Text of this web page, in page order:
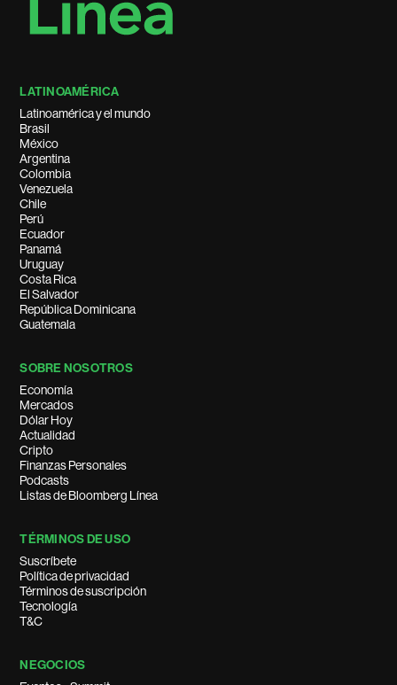
LATINOAMÉRICA
Latinoamérica y el mundo
Brasil
México
Argentina
Colombia
Venezuela
Chile
Perú
Ecuador
Panamá
Uruguay
Costa Rica
El Salvador
República Dominicana
Guatemala
SOBRE NOSOTROS
Economía
Mercados
Dólar Hoy
Actualidad
Cripto
Finanzas Personales
Podcasts
Listas de Bloomberg Línea
TÉRMINOS DE USO
Suscríbete
Política de privacidad
Términos de suscripción
Tecnología
T&C
NEGOCIOS